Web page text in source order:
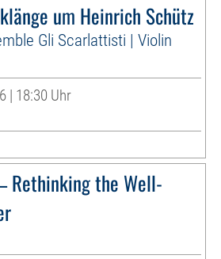
um Heinrich Schütz
Gli Scarlattisti | Violin
| 18:30 Uhr
Rethinking the Well-